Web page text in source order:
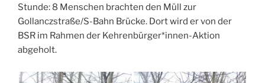
Stunde: 8 Menschen brachten den Müll zur
Gollanczstraße/S-Bahn Brücke. Dort wird er von der
BSR im Rahmen der Kehrenbürger*innen-Aktion
abgeholt.